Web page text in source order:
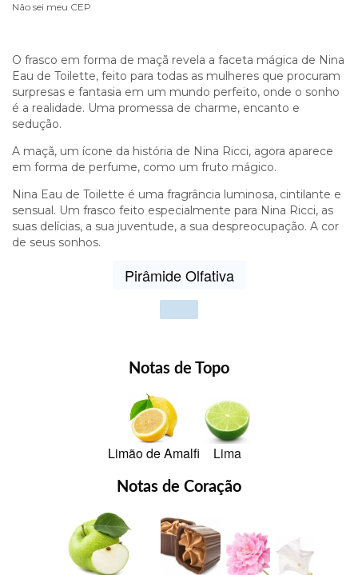
Não sei meu CEP
O frasco em forma de maçã revela a faceta mágica de Nina
Eau de Toilette, feito para todas as mulheres que procuram
surpresas e fantasia em um mundo perfeito, onde o sonho
é a realidade. Uma promessa de charme, encanto e
sedução.
A maçã, um ícone da história de Nina Ricci, agora aparece
em forma de perfume, como um fruto mágico.
Nina Eau de Toilette é uma fragrância luminosa, cintilante e
sensual. Um frasco feito especialmente para Nina Ricci, as
suas delícias, a sua juventude, a sua despreocupação. A cor
de seus sonhos.
Pirâmide Olfativa
vot
Notas de Topo
Limão de Amalfi Lima
Notas de Coração